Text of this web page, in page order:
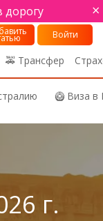
дорогу ×
🚕 Трансфер
Войти
🥝 Виза
г.